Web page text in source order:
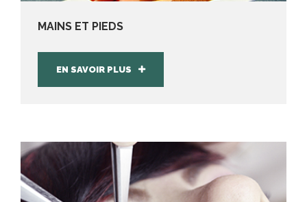
MAINS ET PIEDS
EN SAVOIR PLUS